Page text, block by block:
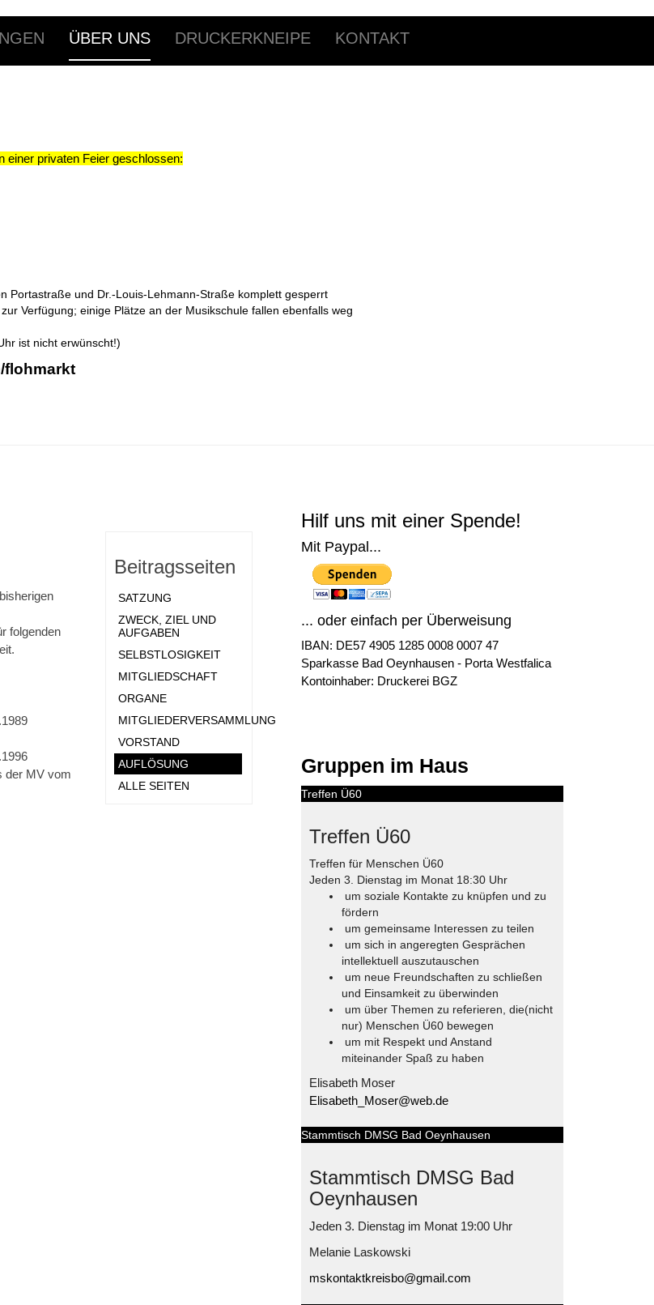
ÜBER UNS DRUCKERKNEIPE KONTAKT
einer privaten Feier geschlossen:
Portastraße und Dr.-L ouis-Lehmann-Straße komplett gesperrt
Verfügung; einige Plätze an der Musikschule fallen ebenfalls weg
ist nicht erwünscht!)
flohmarkt
Beitragsseiten
SATZUNG
ZWECK, ZIEL UND
AUFGABEN
SELBSTLOSIGKEIT
MITGLIEDSCHAFT
ORGANE
MITGLIEDERVERSAMMLUNG
VORSTAND
AUFLÖSUNG
ALLE SEITEN
folgenden
der MV vom
Hilf uns mit einer Spende!
Mit Paypal...
... oder einfach per Überweisung
IBAN: DE57 4905 1285 0008 0007 47
Sparkasse Bad Oeynhausen - Porta Westfalica
Kontoinhaber: Druckerei BGZ
Gruppen im Haus
Treffen Ü60
Treffen Ü60
Treffen für Menschen Ü60
Jeden 3. Dienstag im Monat 18:30 Uhr
um soziale Kontakte zu knüpfen und zu
fördern
um gemeinsame Interessen zu teilen
um sich in angeregten Gesprächen
intellektuell auszutauschen
um neue Freundschaften zu schließen
und Einsamkeit zu überwinden
um über Themen zu referieren, die(nicht
nur) Menschen Ü60 bewegen
um mit Respekt und Anstand
miteinander Spaß zu haben
Elisabeth Moser
Elisabeth_Moser@web.de
Stammtisch DMSG Bad Oeynhausen
Stammtisch DMSG Bad
Oeynhausen
Jeden 3. Dienstag im Monat 19:00 Uhr
Melanie Laskowski
mskontaktkreisbo@gmail.com